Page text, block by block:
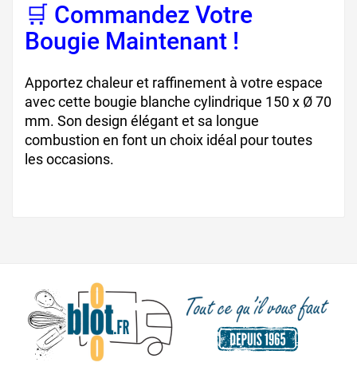
🛒 Commandez Votre
Bougie Maintenant !
Apportez chaleur et raffinement à votre espace
avec cette bougie blanche cylindrique 150 x Ø 70
mm. Son design élégant et sa longue
combustion en font un choix idéal pour toutes
les occasions.